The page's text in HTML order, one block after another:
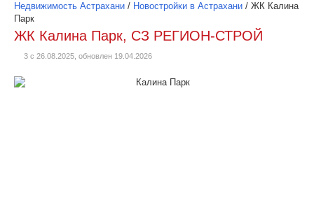
Недвижимость Астрахани / Новостройки в Астрахани / ЖК Калина
Парк
ЖК Калина Парк, СЗ РЕГИОН-СТРОЙ
3 с 26.08.2025, обновлен 19.04.2026